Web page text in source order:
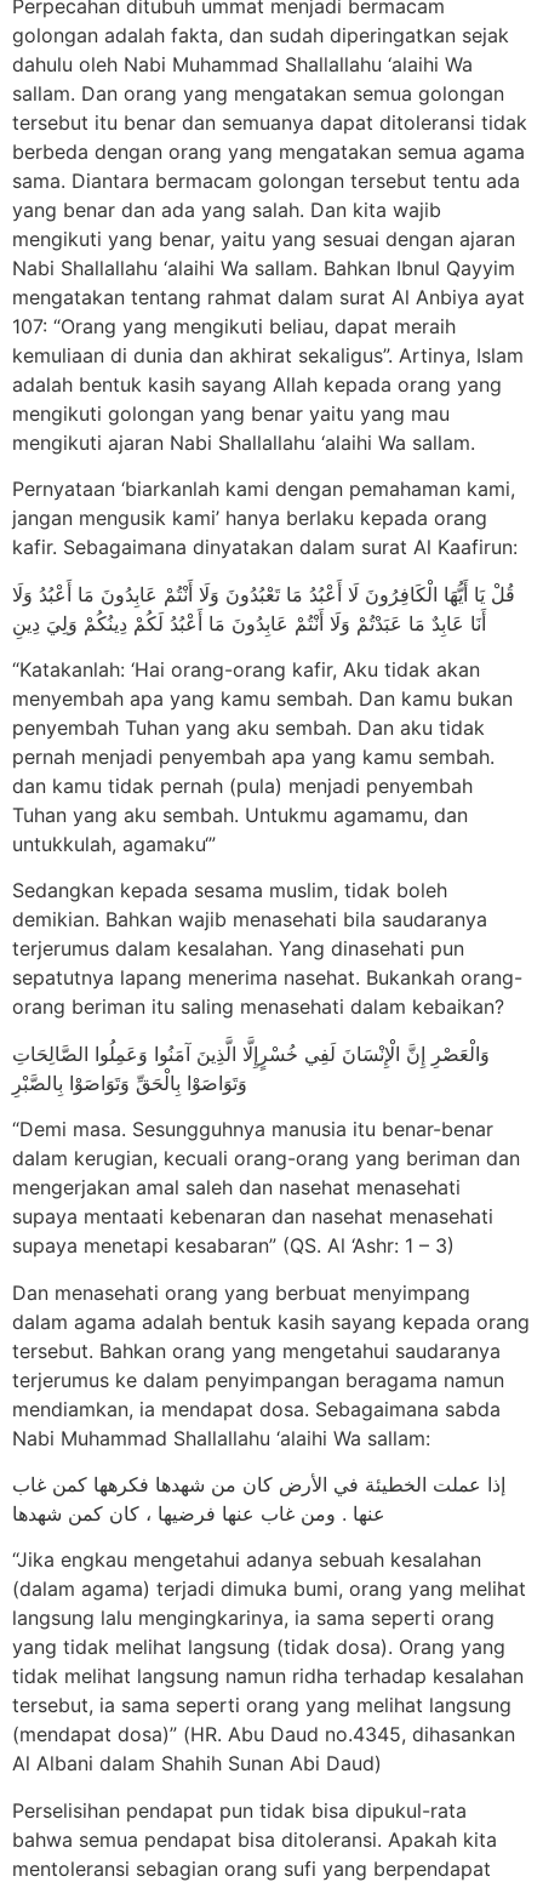
Perpecahan ditubuh ummat menjadi bermacam
golongan adalah fakta, dan sudah diperingatkan sejak
dahulu oleh Nabi Muhammad Shallallahu ‘alaihi Wa
sallam. Dan orang yang mengatakan semua golongan
tersebut itu benar dan semuanya dapat ditoleransi tidak
berbeda dengan orang yang mengatakan semua agama
sama. Diantara bermacam golongan tersebut tentu ada
yang benar dan ada yang salah. Dan kita wajib
mengikuti yang benar, yaitu yang sesuai dengan ajaran
Nabi Shallallahu ‘alaihi Wa sallam. Bahkan Ibnul Qayyim
mengatakan tentang rahmat dalam surat Al Anbiya ayat
107: “Orang yang mengikuti beliau, dapat meraih
kemuliaan di dunia dan akhirat sekaligus”. Artinya, Islam
adalah bentuk kasih sayang Allah kepada orang yang
mengikuti golongan yang benar yaitu yang mau
mengikuti ajaran Nabi Shallallahu ‘alaihi Wa sallam.
Pernyataan ‘biarkanlah kami dengan pemahaman kami,
jangan mengusik kami’ hanya berlaku kepada orang
kafir. Sebagaimana dinyatakan dalam surat Al Kaafirun:
قُلْ يَا أَيُّهَا الْكَافِرُونَ لَا أَعْبُدُ مَا تَعْبُدُونَ وَلَا أَنْتُمْ عَابِدُونَ مَا أَعْبُدُ وَلَا
أَنَا عَابِدٌ مَا عَبَدْتُمْ وَلَا أَنْتُمْ عَابِدُونَ مَا أَعْبُدُ لَكُمْ دِينُكُمْ وَلِيَ دِينِ
“Katakanlah: ‘Hai orang-orang kafir, Aku tidak akan
menyembah apa yang kamu sembah. Dan kamu bukan
penyembah Tuhan yang aku sembah. Dan aku tidak
pernah menjadi penyembah apa yang kamu sembah.
dan kamu tidak pernah (pula) menjadi penyembah
Tuhan yang aku sembah. Untukmu agamamu, dan
untukkulah, agamaku‘”
Sedangkan kepada sesama muslim, tidak boleh
demikian. Bahkan wajib menasehati bila saudaranya
terjerumus dalam kesalahan. Yang dinasehati pun
sepatutnya lapang menerima nasehat. Bukankah orang-
orang beriman itu saling menasehati dalam kebaikan?
وَالْعَصْرِ إِنَّ الْإِنْسَانَ لَفِي خُسْرٍإِلَّا الَّذِينَ آمَنُوا وَعَمِلُوا الصَّالِحَاتِ
وَتَوَاصَوْا بِالْحَقِّ وَتَوَاصَوْا بِالصَّبْرِ
“Demi masa. Sesungguhnya manusia itu benar-benar
dalam kerugian, kecuali orang-orang yang beriman dan
mengerjakan amal saleh dan nasehat menasehati
supaya mentaati kebenaran dan nasehat menasehati
supaya menetapi kesabaran” (QS. Al ‘Ashr: 1 – 3)
Dan menasehati orang yang berbuat menyimpang
dalam agama adalah bentuk kasih sayang kepada orang
tersebut. Bahkan orang yang mengetahui saudaranya
terjerumus ke dalam penyimpangan beragama namun
mendiamkan, ia mendapat dosa. Sebagaimana sabda
Nabi Muhammad Shallallahu ‘alaihi Wa sallam:
إذا عملت الخطيئة في الأرض كان من شهدها فكرهها كمن غاب
عنها . ومن غاب عنها فرضيها ، كان كمن شهدها
“Jika engkau mengetahui adanya sebuah kesalahan
(dalam agama) terjadi dimuka bumi, orang yang melihat
langsung lalu mengingkarinya, ia sama seperti orang
yang tidak melihat langsung (tidak dosa). Orang yang
tidak melihat langsung namun ridha terhadap kesalahan
tersebut, ia sama seperti orang yang melihat langsung
(mendapat dosa)” (HR. Abu Daud no.4345, dihasankan
Al Albani dalam Shahih Sunan Abi Daud)
Perselisihan pendapat pun tidak bisa dipukul-rata
bahwa semua pendapat bisa ditoleransi. Apakah kita
mentoleransi sebagian orang sufi yang berpendapat